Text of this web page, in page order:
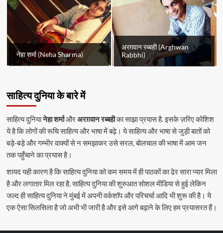
नेहा शर्मा (Neha Sharma)
अरग़वान रब्बही (Arghwan
Rabbhi)
साहित्य दुनिया के बारे में
साहित्य दुनियानेहा शर्माऔरअरग़वान रब्बहीका साझा प्रयास है. इसके ज़रिए कोशिश
ये है कि लोगों की रूचि साहित्य और भाषा में बढ़े। ये साहित्य और भाषा से जुड़ी बातों को
बड़े-बड़े और गम्भीर वाक्यों से न समझाकर उसे सरल, बोलचाल की भाषा में आम जन
तक पहुँचाने का प्रयास है।
शायद यही कारण है कि साहित्य दुनिया को कम समय में ही पाठकों का ढेर सारा प्यार मिला
है और लगातार मिल रहा है. साहित्य दुनिया की शुरुआत सोशल मीडिया से हुई लेकिन
जल्द ही साहित्य दुनिया ने मुंबई में अपनी वर्कशॉप और परिचर्चा आदि भी शुरू की है। ये
एक ऐसा सिलसिला है जो अभी भी जारी है और इसे आगे बढ़ाने के लिए हम प्रयासरत हैं।